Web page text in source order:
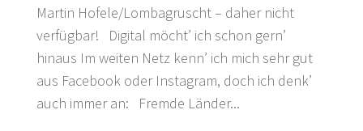
Martin Hofele/Lombagruscht – daher nicht
verfügbar! Digital möcht’ ich schon gern’
hinaus Im weiten Netz kenn’ ich mich sehr gut
aus Facebook oder Instagram, doch ich denk’
auch immer an: Fremde Länder...